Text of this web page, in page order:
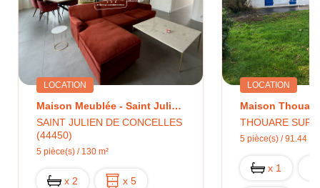
LOCATION
Maison Meublée - Saint Julien De Concelles 130 M2
SAINT JULIEN DE CONCELLES
(44450)
5 pièce(s) / 130 m²
x 2 x 5
LOCATION
THOUARE SUR
5 pièce(s) / 91.44 m²
x 1